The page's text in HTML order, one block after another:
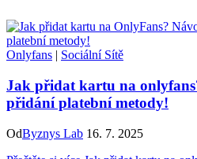
Onlyfans | Sociální Sítě
Jak přidat kartu na
přidání platební metody!
OdByznys Lab 16. 7. 2025